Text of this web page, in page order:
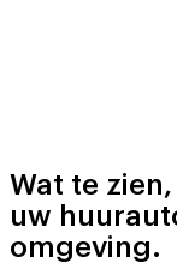
Wat te
uw
omgeving.